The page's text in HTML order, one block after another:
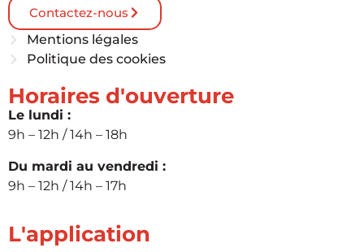
Contactez-nous
Mentions légales
Politique des cookies
Horaires d'ouverture
Le lundi :
9h – 12h / 14h – 18h
Du mardi au vendredi :
9h – 12h / 14h – 17h
L'application